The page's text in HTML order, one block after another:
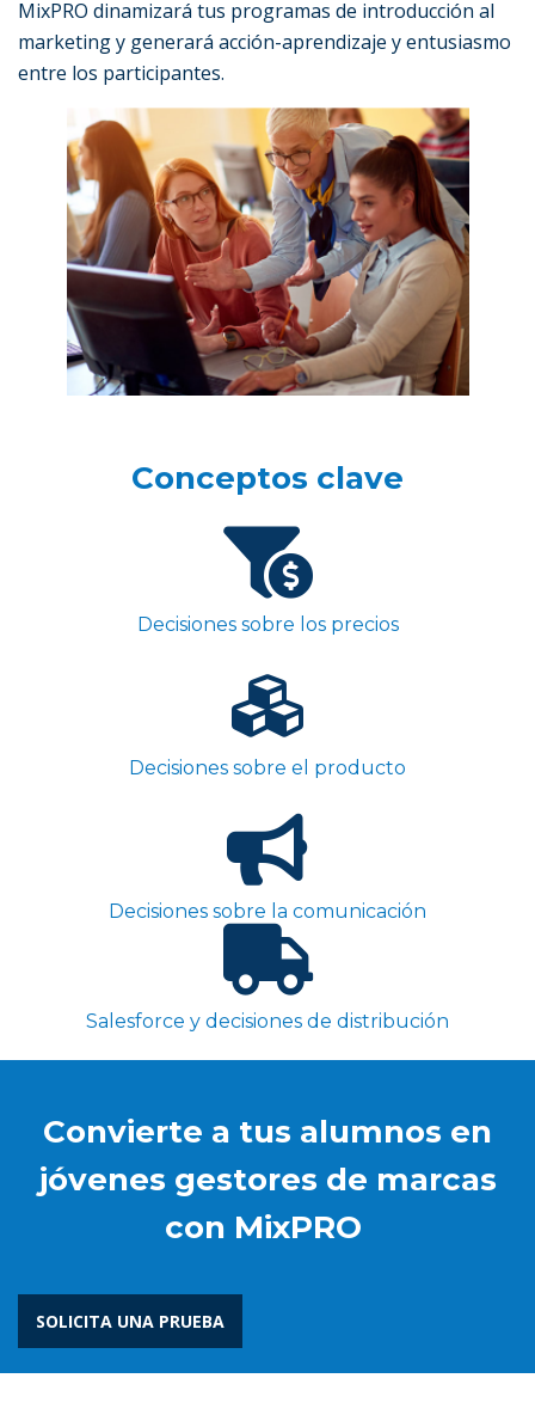
MixPRO dinamizará tus programas de introducción al
marketing y generará acción-aprendizaje y entusiasmo
entre los participantes.
Conceptos clave
Decisiones sobre los precios
Decisiones sobre el producto
Decisiones sobre la comunicación
Salesforce y decisiones de distribución
Convierte a tus alumnos en
jóvenes gestores de marcas
con MixPRO
SOLICITA UNA PRUEBA